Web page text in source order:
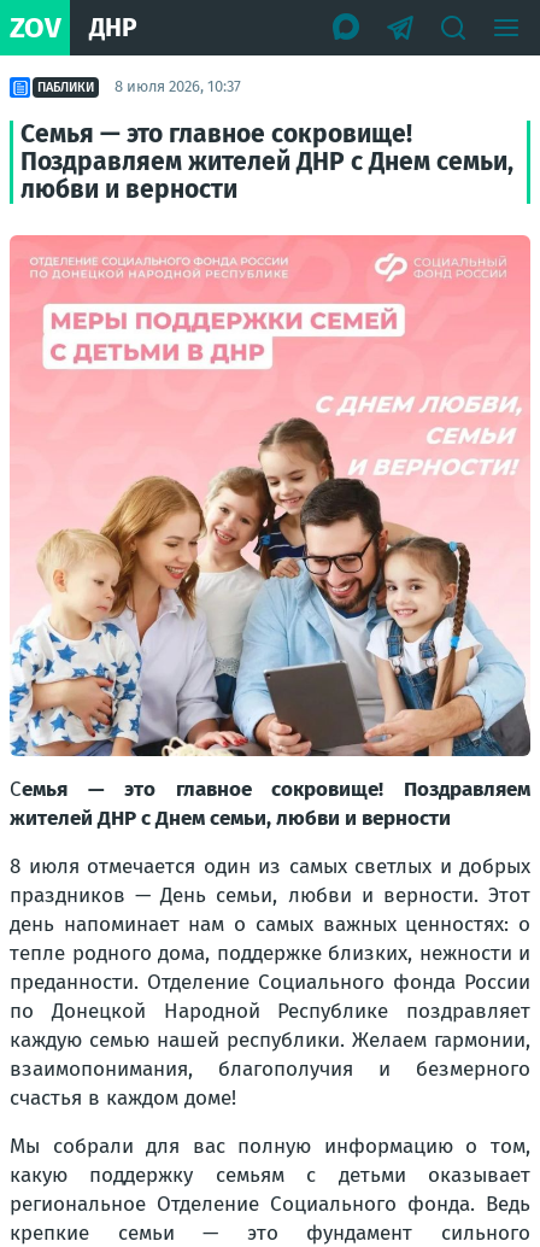
ZOV ДНР
ПАБЛИКИ 8 июля 2026, 10:37
Семья — это главное сокровище!
Поздравляем жителей ДНР с Днем семьи,
любви и верности
Семья — это главное сокровище! Поздравляем
жителей ДНР с Днем семьи, любви и верности
8 июля отмечается один из самых светлых и добрых
праздников — День семьи, любви и верности. Этот
день напоминает нам о самых важных ценностях: о
тепле родного дома, поддержке близких, нежности и
преданности. Отделение Социального фонда России
по Донецкой Народной Республике поздравляет
каждую семью нашей республики. Желаем гармонии,
взаимопонимания, благополучия и безмерного
счастья в каждом доме!
Мы собрали для вас полную информацию о том,
какую поддержку семьям с детьми оказывает
региональное Отделение Социального фонда. Ведь
крепкие семьи — это фундамент сильного